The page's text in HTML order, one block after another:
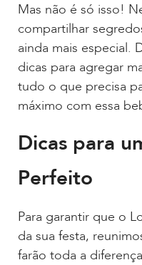
Mas não é só isso!
compartilhar
ainda mais especial.
dicas para agregar
tudo o que precisa
máximo com essa
Dicas para
Perfeito
Para garantir que o
da sua festa,
farão toda a